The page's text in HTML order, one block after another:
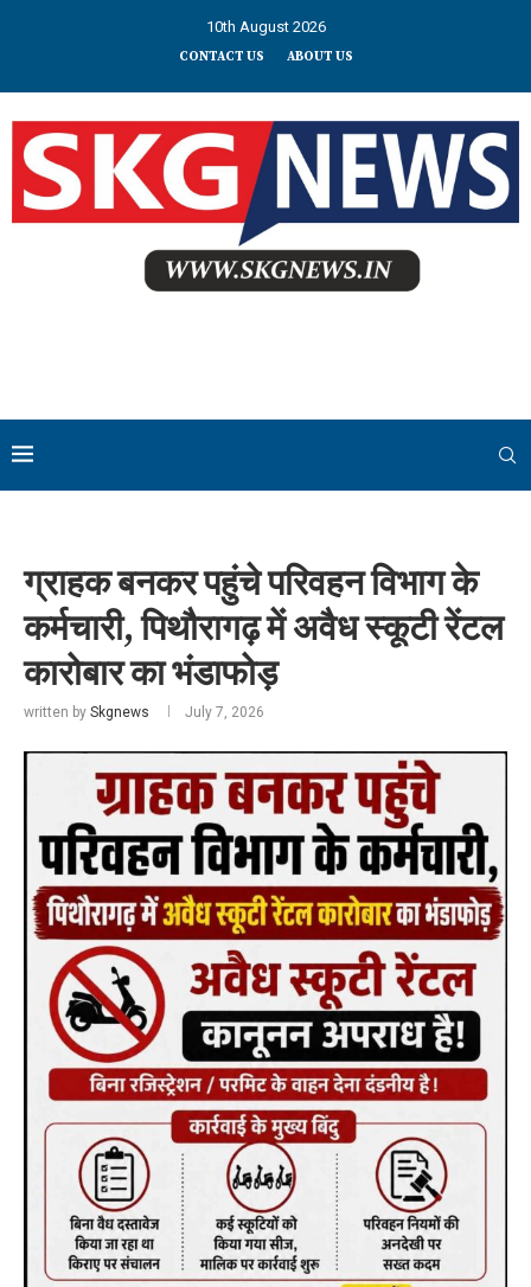
10th August 2026
CONTACT US ABOUT US
ग्राहक बनकर पहुंचे परिवहन विभाग के
कर्मचारी, पिथौरागढ़ में अवैध स्कूटी रेंटल
कारोबार का भंडाफोड़
written by Skgnews July 7, 2026